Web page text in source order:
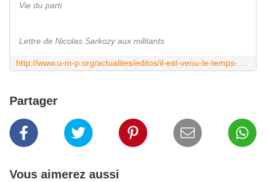
Vie du parti
Lettre de Nicolas Sarkozy aux militants
Partager
Vous aimerez aussi